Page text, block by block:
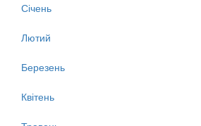
Січень
Лютий
Березень
Квітень